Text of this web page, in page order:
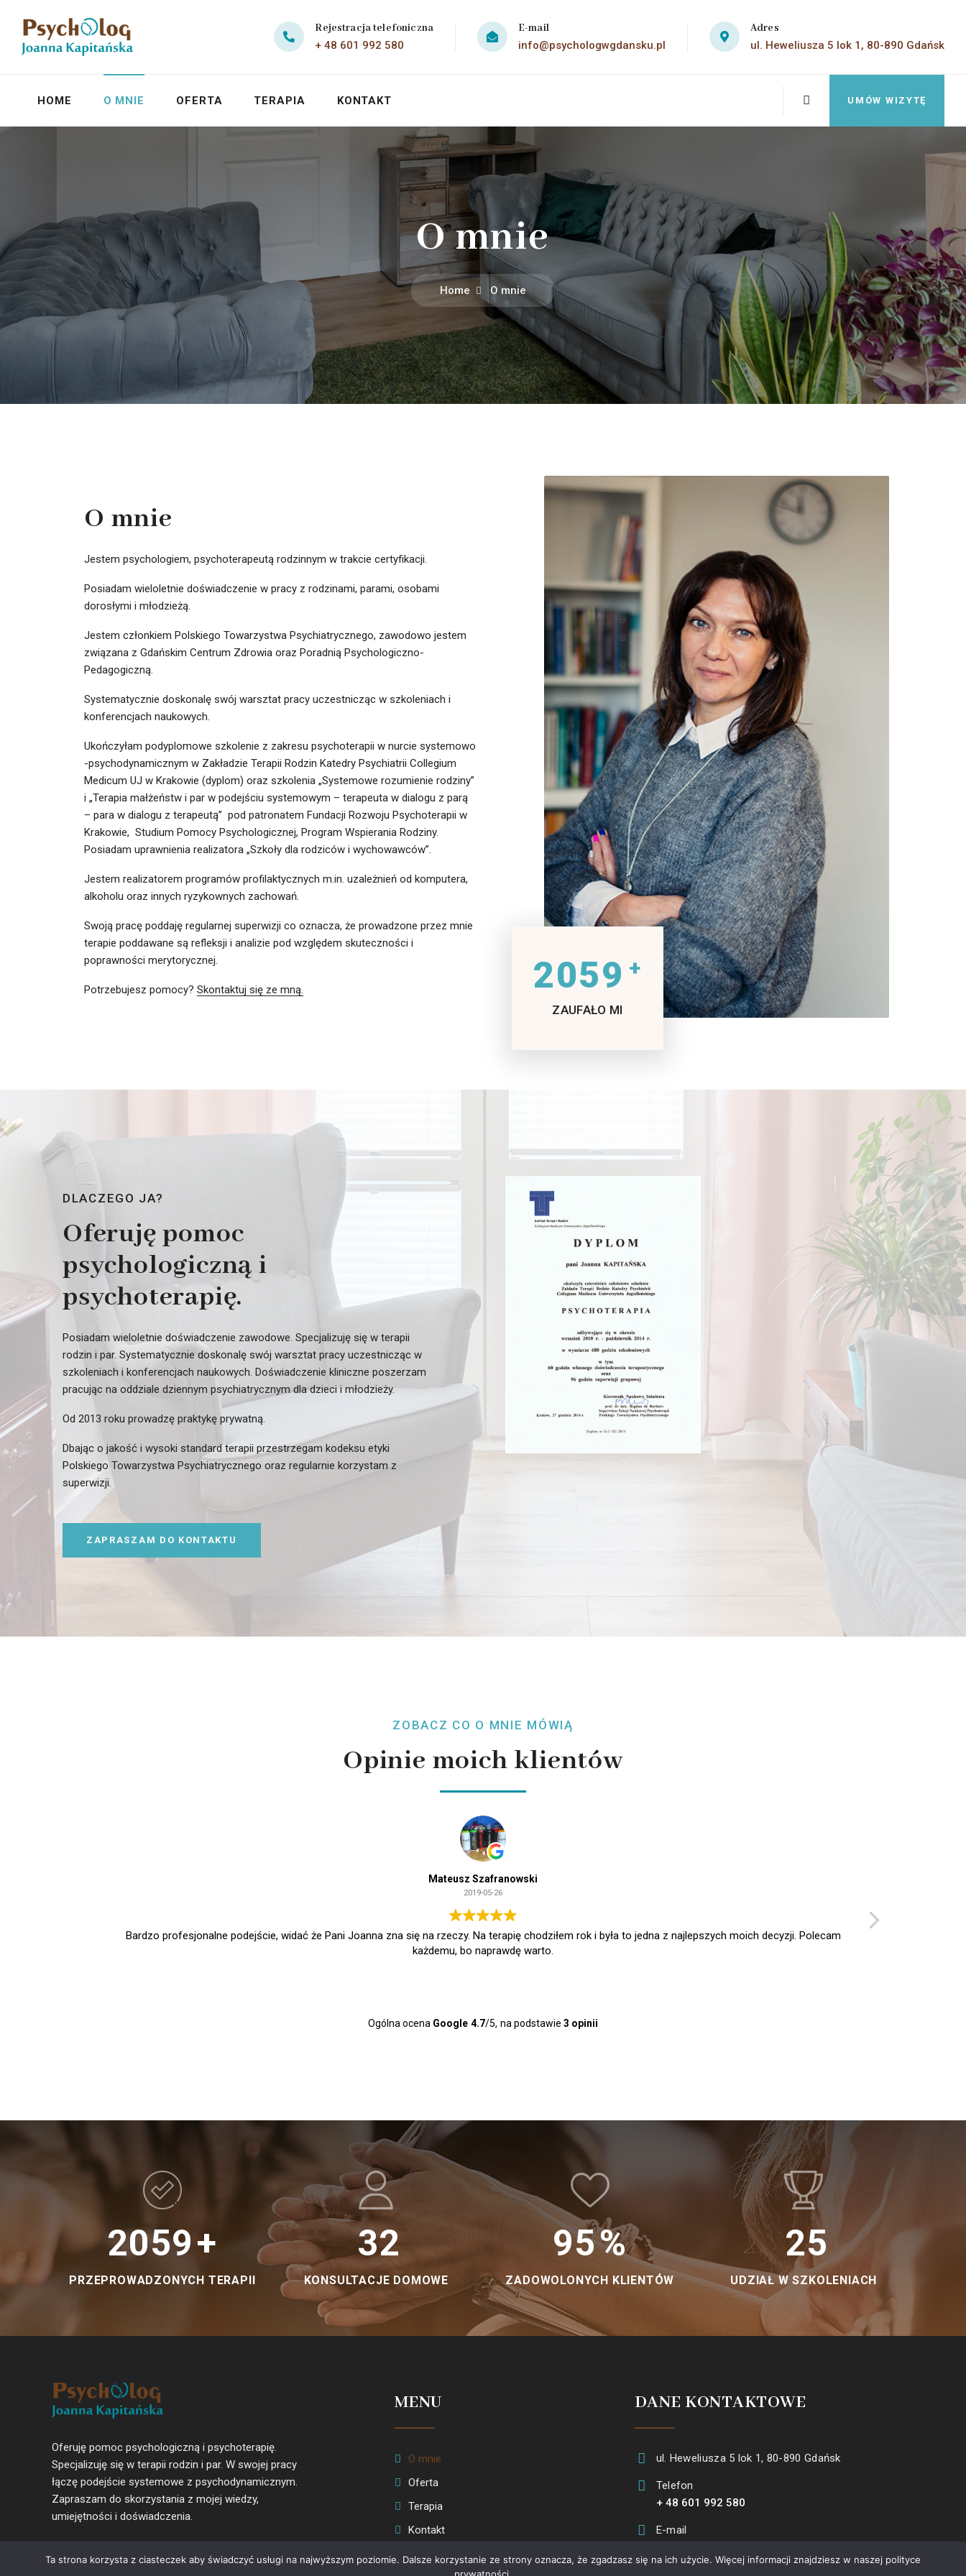
Rejestracja telefoniczna
+ 48 601 992 580
E-mail
info@psychologwgdansku.pl
Adres
ul. Heweliusza 5 lok 1, 80-890 Gdańsk
HOME O MNIE OFERTA TERAPIA KONTAKT UMÓW WIZYTĘ
O mnie
Home O mnie
O mnie
Jestem psychologiem, psychoterapeutą rodzinnym w trakcie certyfikacji.
Posiadam wieloletnie doświadczenie w pracy z rodzinami, parami, osobami
dorosłymi i młodzieżą.
Jestem członkiem Polskiego Towarzystwa Psychiatrycznego, zawodowo jestem
związana z Gdańskim Centrum Zdrowia oraz Poradnią Psychologiczno-
Pedagogiczną.
Systematycznie doskonalę swój warsztat pracy uczestnicząc w szkoleniach i
konferencjach naukowych.
Ukończyłam podyplomowe szkolenie z zakresu psychoterapii w nurcie systemowo
-psychodynamicznym w Zakładzie Terapii Rodzin Katedry Psychiatrii Collegium
Medicum UJ w Krakowie (dyplom) oraz szkolenia „Systemowe rozumienie rodziny”
i „Terapia małżeństw i par w podejściu systemowym – terapeuta w dialogu z parą
– para w dialogu z terapeutą” pod patronatem Fundacji Rozwoju Psychoterapii w
Krakowie, Studium Pomocy Psychologicznej, Program Wspierania Rodziny.
Posiadam uprawnienia realizatora „Szkoły dla rodziców i wychowawców”.
Jestem realizatorem programów profilaktycznych m.in. uzależnień od komputera,
alkoholu oraz innych ryzykownych zachowań.
Swoją pracę poddaję regularnej superwizji co oznacza, że prowadzone przez mnie
terapie poddawane są refleksji i analizie pod względem skuteczności i
poprawności merytorycznej.
Potrzebujesz pomocy? Skontaktuj się ze mną. 2059 +
ZAUFAŁO MI
DLACZEGO JA?
Oferuję pomoc
psychologiczną i
psychoterapię.
Posiadam wieloletnie doświadczenie zawodowe. Specjalizuję się w terapii
rodzin i par. Systematycznie doskonalę swój warsztat pracy uczestnicząc w
szkoleniach i konferencjach naukowych. Doświadczenie kliniczne poszerzam
pracując na oddziale dziennym psychiatrycznym dla dzieci i młodzieży.
Od 2013 roku prowadzę praktykę prywatną.
Dbając o jakość i wysoki standard terapii przestrzegam kodeksu etyki
Polskiego Towarzystwa Psychiatrycznego oraz regularnie korzystam z
superwizji.
ZAPRASZAM DO KONTAKTU
ZOBACZ CO O MNIE MÓWIĄ
Opinie moich klientów
Yaruda Geets
2017-07-05
Terapia była dla nas ostatnią "deską ratunku". Długo zwlekałem z podjęciem decyzji, żeby zgłosić się do psychologa. Zawsze unikałem rozmów o swoich
problemach. Teraz wiem, że był to dobry krok. Wspólne rozmowy z Panią psycholog, praca nad sobą pozwoliły nam odnaleźć się na nowo.
Ogólna ocena Google 4.7/5, na podstawie 3 opinii
2059+
PRZEPROWADZONYCH TERAPII
32
KONSULTACJE DOMOWE
95%
ZADOWOLONYCH KLIENTÓW
25
UDZIAŁ W SZKOLENIACH
Oferuję pomoc psychologiczną i psychoterapię.
Specjalizuję się w terapii rodzin i par. W swojej pracy
łączę podejście systemowe z psychodynamicznym.
Zapraszam do skorzystania z mojej wiedzy,
umiejętności i doświadczenia.
MENU
O mnie
Oferta
Terapia
Kontakt
DANE KONTAKTOWE
ul. Heweliusza 5 lok 1, 80-890 Gdańsk
Telefon
+ 48 601 992 580
E-mail
Ta strona korzysta z ciasteczek aby świadczyć usługi na najwyższym poziomie. Dalsze korzystanie ze strony oznacza, że zgadzasz się na ich użycie. Więcej informacji znajdziesz w naszej polityce